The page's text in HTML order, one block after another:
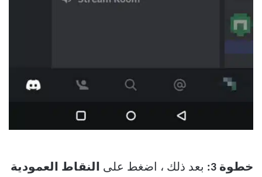
خطوة 3: بعد ذلك ، اضغط على النقاط العمودية